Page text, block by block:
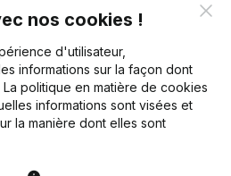
nos cookies !
d'utilisateur,
informations sur la façon dont
La politique en matière de cookies
informations sont visées et
la manière dont elles sont
Monitoring
Recherche internationale